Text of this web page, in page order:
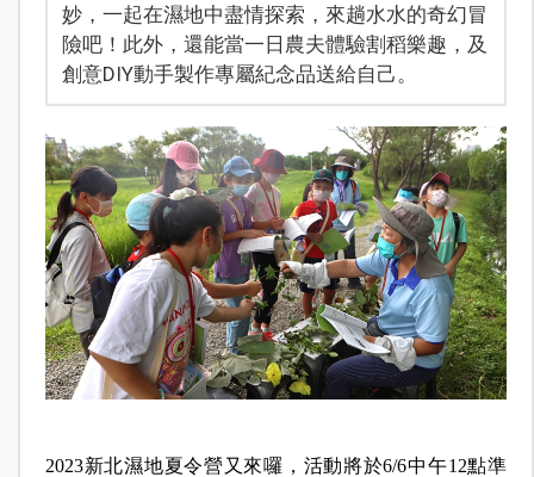
妙，一起在濕地中盡情探索，來趟水水的奇幻冒
險吧！此外，還能當一日農夫體驗割稻樂趣，及
創意DIY動手製作專屬紀念品送給自己。
2023新北濕地夏令營又來囉，活動將於6/6中午12點準